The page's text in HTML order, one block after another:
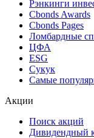
Рэнкинги
Cbonds Awards
Cbonds Pages
Ломбардные
ЦФА
ESG
Сукук
Самые
Акции
Поиск акций
Дивидендный